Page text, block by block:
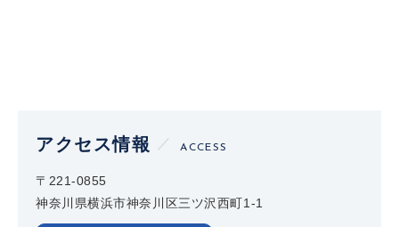
アクセス情報 ACCESS
〒221-0855
神奈川県横浜市神奈川区三ツ沢西町1-1